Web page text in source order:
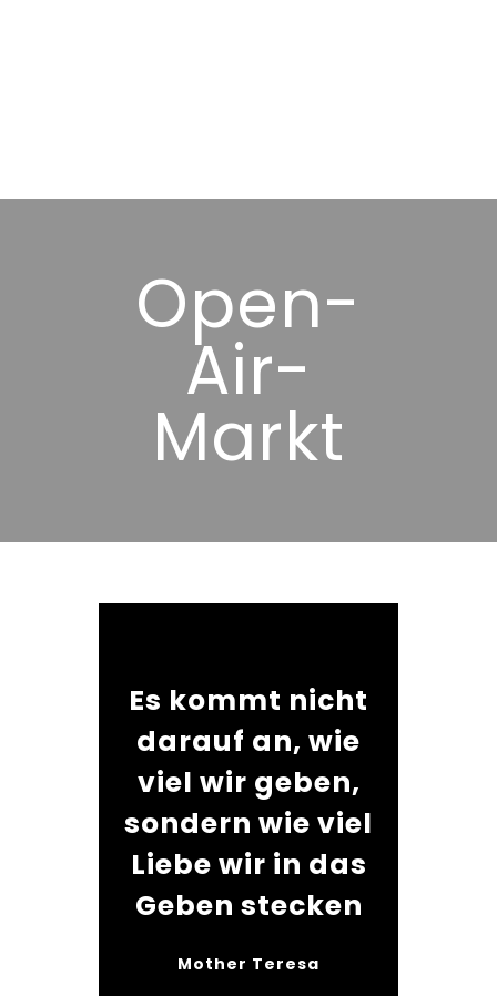
Open-
Air-
Markt
Es kommt nicht
darauf an, wie
viel wir geben,
sondern wie viel
Liebe wir in das
Geben stecken
Mother Teresa